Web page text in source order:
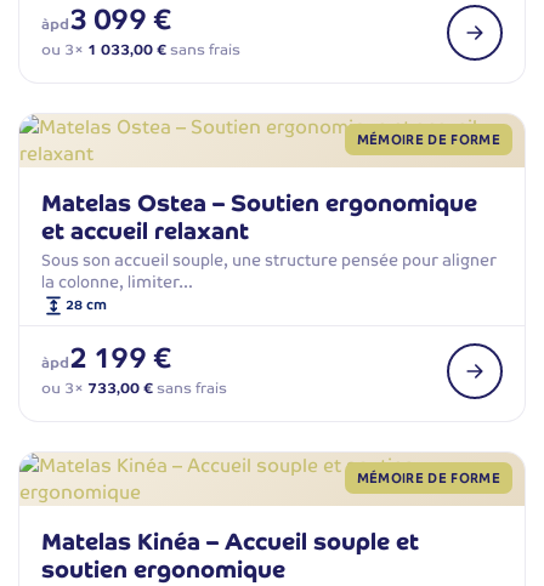
àpd3 099 €
ou 3× 1 033,00 €sans frais
MÉMOIRE DE FORME
Matelas Ostea – Soutien ergonomique
et accueil relaxant
Sous son accueil souple, une structure pensée pour aligner
la colonne, limiter…
28 cm
àpd2 199 €
ou 3× 733,00 €sans frais
MÉMOIRE DE FORME
Matelas Kinéa – Accueil souple et
soutien ergonomique